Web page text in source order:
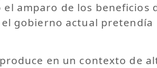
amparo de los beneficios
gobierno actual pretendía
en un contexto de